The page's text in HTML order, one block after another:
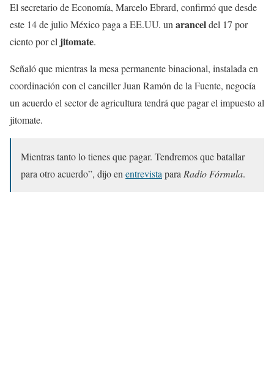
El secretario de Economía, Marcelo Ebrard, confirmó que desde
este 14 de julio México paga a EE.UU. unaranceldel 17 por
ciento por el jitomate.
Señaló que mientras la mesa permanente binacional, instalada en
coordinación con el canciller Juan Ramón de la Fuente, negocía
un acuerdo el sector de agricultura tendrá que pagar el impuesto al
jitomate.
Mientras tanto lo tienes que pagar. Tendremos que batallar
para otro acuerdo”, dijo enentrevistaparaRadio Fórmula.